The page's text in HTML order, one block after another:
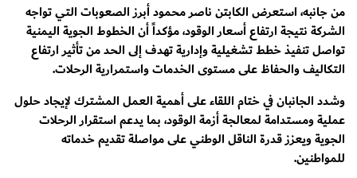
من جانبه، استعرض الكابتن ناصر محمود أبرز الصعوبات التي تواجه
الشركة نتيجة ارتفاع أسعار الوقود، مؤكداً أن الخطوط الجوية اليمنية
تواصل تنفيذ خطط تشغيلية وإدارية تهدف إلى الحد من تأثير ارتفاع
التكاليف والحفاظ على مستوى الخدمات واستمرارية الرحلات.
وشدد الجانبان في ختام اللقاء على أهمية العمل المشترك لإيجاد حلول
عملية ومستدامة لمعالجة أزمة الوقود، بما يدعم استقرار الرحلات
الجوية ويعزز قدرة الناقل الوطني على مواصلة تقديم خدماته
للمواطنين.